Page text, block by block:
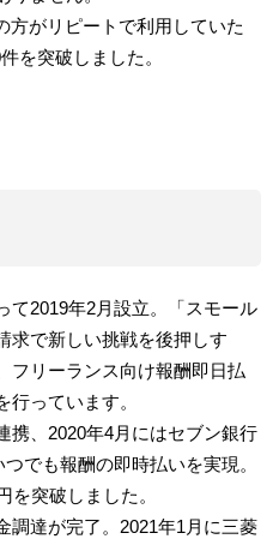
方がリピートで利用していた
を突破しました。
て2019年2月設立。「スモール
求で新しい挑戦を後押しす
フリーランス向け報酬即日払
っています。
携、2020年4月にはセブン銀行
でも報酬の即時払いを実現。
を突破しました。
調達が完了。2021年1月に三菱